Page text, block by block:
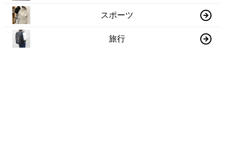
スポーツ
旅行